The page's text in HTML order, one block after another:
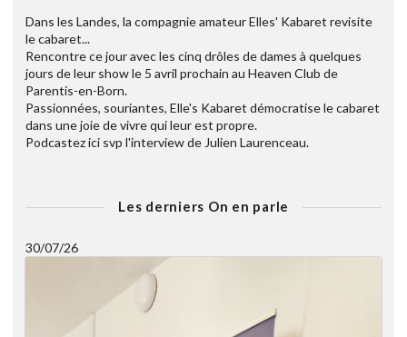
Dans les Landes, la compagnie amateur Elles' Kabaret revisite
le cabaret...
Rencontre ce jour avec les cinq drôles de dames à quelques
jours de leur show le 5 avril prochain au Heaven Club de
Parentis-en-Born.
Passionnées, souriantes, Elle's Kabaret démocratise le cabaret
dans une joie de vivre qui leur est propre.
Podcastez ici svp l'interview de Julien Laurenceau.
Les derniers On en parle
30/07/26